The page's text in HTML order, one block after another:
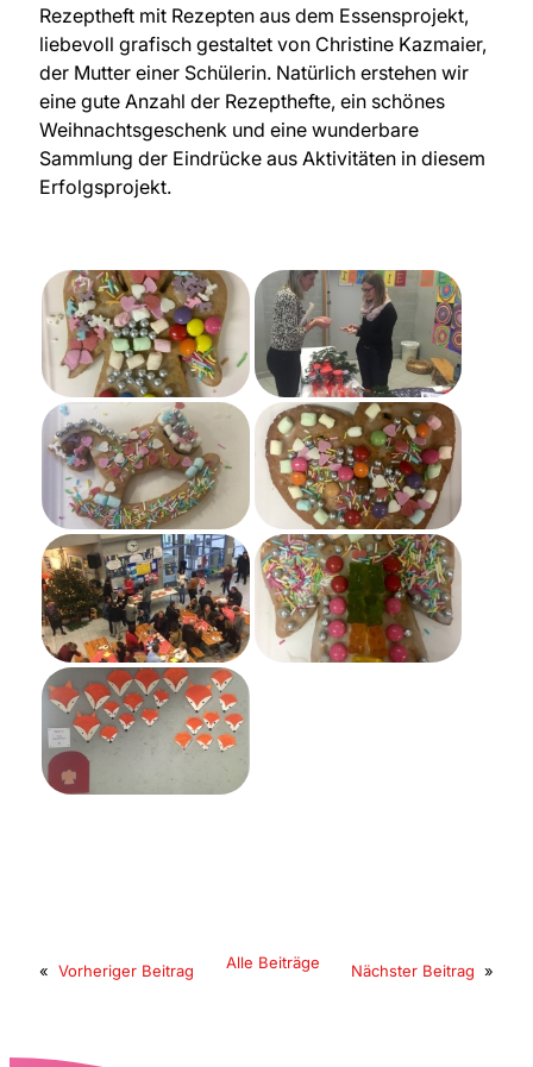
Rezeptheft mit Rezepten aus dem Essensprojekt,
liebevoll grafisch gestaltet von Christine Kazmaier,
der Mutter einer Schülerin. Natürlich erstehen wir
eine gute Anzahl der Rezepthefte, ein schönes
Weihnachtsgeschenk und eine wunderbare
Sammlung der Eindrücke aus Aktivitäten in diesem
Erfolgsprojekt.
« Vorheriger Beitrag Alle Beiträge Nächster Beitrag »